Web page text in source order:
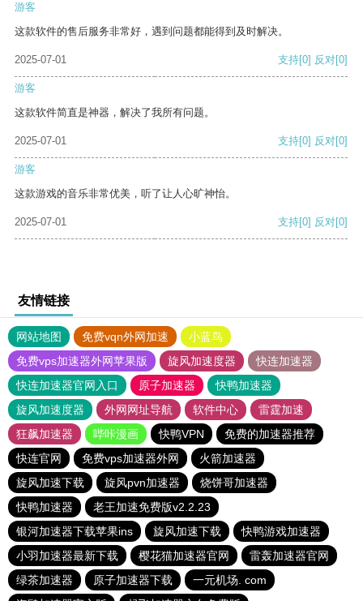
游客
这款软件的售后服务非常好，遇到问题都能得到及时解决。
2025-07-01 支持[0] 反对[0]
游客
这款软件简直是神器，解决了我所有问题。
2025-07-01 支持[0] 反对[0]
游客
这款游戏的音乐非常优美，听了让人心旷神怡。
2025-07-01 支持[0] 反对[0]
友情链接
网站地图 免费vqn外网加速
小蓝鸟
免费vps加速器外网苹果版
旋风加速度器
快连加速器
快连加速器官网入口
原子加速器
快鸭加速器
旋风加速度器
外网网址导航 软件中心
雷霆加速
狂飙加速器
哔咔漫画 快鸭VPN
免费的加速器推荐
快连官网
免费vps加速器外网
火箭加速器
旋风加速下载
旋风pvn加速器
烧饼哥加速器
快鸭加速器
老王加速免费版v2.2.23
银河加速器下载苹果ins
旋风加速下载
快鸭游戏加速器
小羽加速器最新下载
樱花猫加速器官网
雷轰加速器官网
绿茶加速器
原子加速器下载
一元机场. com